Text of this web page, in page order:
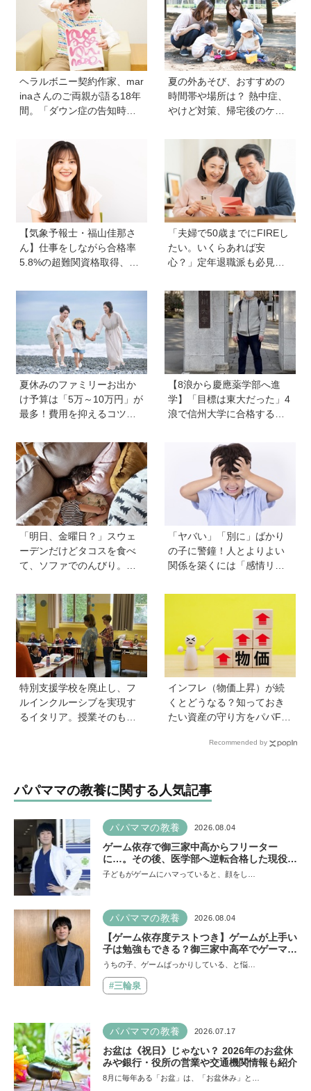
ヘラルボニー契約作家、mar
inaさんのご両親が語る18年
間。「ダウン症の告知時は
も前に進めた理由は…？ 古
代・宇宙文字のような《mar
ina-moji》が人気！
夏の外あそび、おすすめの
時間帯や場所は？ 熱中症、
やけど対策、帰宅後のケア
修】
【気象予報士・福山佳那さ
ん】仕事をしながら合格率
5.8%の超難関資格取得、さ
できる場所」をつくってく
れた両親のもとで挑戦し続
ける心が育った
「夫婦で50歳までにFIREし
たい。いくらあれば安
心？」定年退職派も必見！
ロが解説【連載第13回】
夏休みのファミリーお出か
け予算は「5万～10万円」が
最多！費用を抑えるコツ
【HugKum総研】
【8浪から慶應薬学部へ進
学】「目標は東大だった」4
浪で信州大学に合格するも1
た理由、今思うことは「学
歴は人の一部にしかすぎな
い」《慶應生よしださん｜
後編》
「明日、金曜日？」スウェ
ーデンだけどタコスを食べ
て、ソファでのんびり。小
【北欧パパと日本で子育てv
ol.23】
「ヤバい」「別に」ばかり
の子に警鐘！人とよりよい
関係を築くには「感情リテ
発達心理学者・渡辺弥生先
生に聞く今の子どもの感情
特別支援学校を廃止し、フ
ルインクルーシブを実現す
るイタリア。授業そのもの
インフレ（物価上昇）が続
くとどうなる？知っておき
たい資産の守り方をパパFP
Recommended by
パパママの教養に関する人気記事
パパママの教養 2026.08.04
ゲーム依存で御三家中高からフリーター
に…。その後、医学部へ逆転合格した現役医
師が断言「ゲームの経験が受験勉強に役立っ
子どもがゲームにハマっていると、顔をし…
パパママの教養 2026.08.04
【ゲーム依存度テストつき】ゲームが上手い
子は勉強もできる？御三家中高卒でゲーマー
の医師・阿部智史さんが教えるゲームしなが
うちの子、ゲームばっかりしている、と悩…
#三輪泉
パパママの教養 2026.07.17
お盆は《祝日》じゃない？ 2026年のお盆休
みや銀行・役所の営業や交通機関情報も紹介
8月に毎年ある「お盆」は、「お盆休み」と…